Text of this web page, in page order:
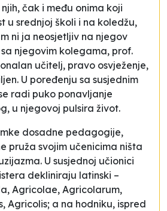
čak i među onima koji
u srednjoj školi i na koledžu,
ni ja neosjetljiv na njegov
njegovim kolegama, prof.
učitelj, pravo osvježenje,
U poređenju sa susjednim
radi puko ponavljanje
u njegovoj pulsira život.
dosadne pedagogije,
pruža svojim učenicima ništa
U susjednoj učionici
dekliniraju latinski –
Agricolae, Agricolarum,
Agricolis; a na hodniku, ispred